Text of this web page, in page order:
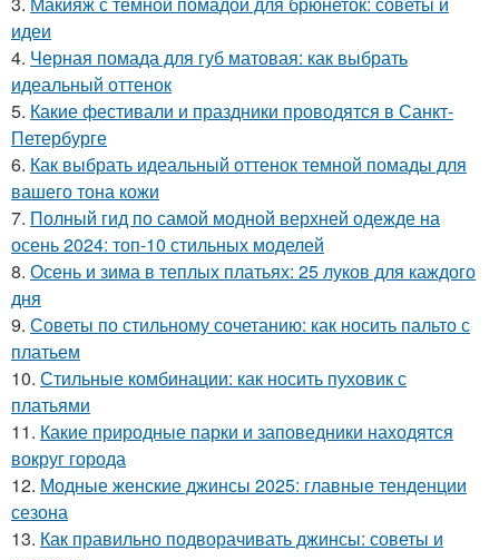
идеи
4. Черная помада для губ матовая: как выбрать
идеальный оттенок
5. Какие фестивали и праздники проводятся в Санкт-
Петербурге
6. Как выбрать идеальный оттенок темной помады для
вашего тона кожи
7. Полный гид по самой модной верхней одежде на
осень 2024: топ-10 стильных моделей
8. Осень и зима в теплых платьях: 25 луков для каждого
дня
9. Советы по стильному сочетанию: как носить пальто с
платьем
10. Стильные комбинации: как носить пуховик с
платьями
11. Какие природные парки и заповедники находятся
вокруг города
12. Модные женские джинсы 2025: главные тенденции
сезона
13. Как правильно подворачивать джинсы: советы и